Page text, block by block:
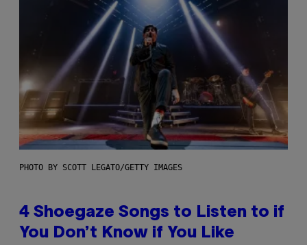
PHOTO BY SCOTT LEGATO/GETTY IMAGES
4 Shoegaze Songs to Listen to if
You Don’t Know if You Like